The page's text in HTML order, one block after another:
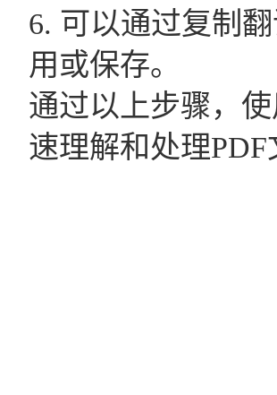
6. 可以通过复制
用或保存。
通过以上步骤，
速理解和处理